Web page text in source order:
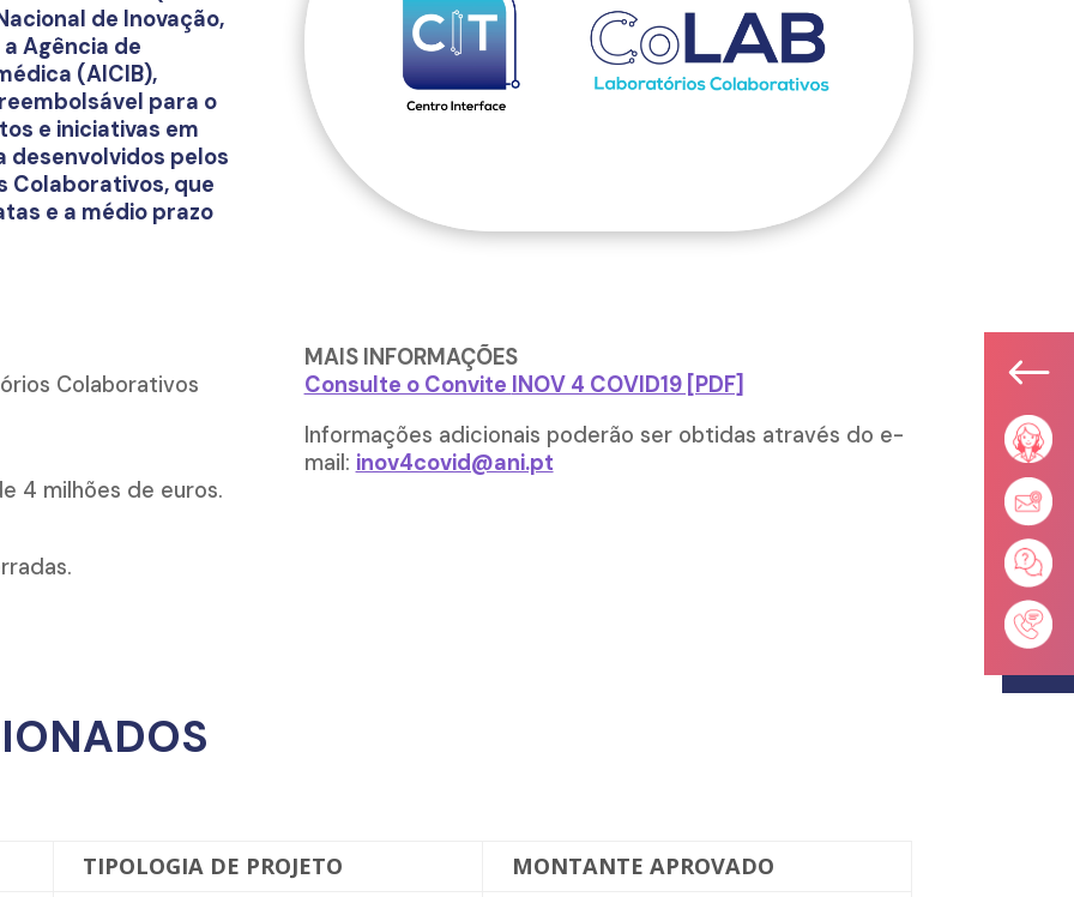
de Inovação,
Agência de
(AICIB),
para o
e iniciativas em
desenvolvidos pelos
Colaborativos, que
e a médio prazo
Colaborativos
4 milhões de euros.
MAIS INFORMAÇÕES
Consulte o Convite INOV 4 COVID19 [PDF]
Informações adicionais poderão ser obtidas através do e-
mail: inov4covid@ani.pt
TIPOLOGIA DE PROJETO
MONTANTE APROVADO
#